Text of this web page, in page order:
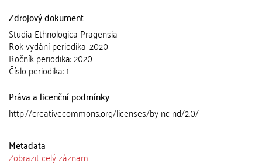
Zdrojový dokument
Studia Ethnologica Pragensia
Rok vydání periodika: 2020
Ročník periodika: 2020
Číslo periodika: 1
Práva a licenční podmínky
http://creativecommons.org/licenses/by-nc-nd/2.0/
Metadata
Zobrazit celý záznam